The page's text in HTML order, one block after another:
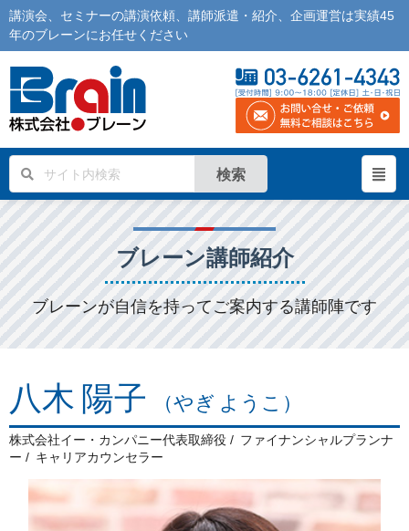
講演会 セミナーの講演依頼 講師派遣 ・紹介、企画運営は実績45
年のブレーンにお任せください
検索
ブレーン講師紹介
ブレーンが自信を持ってご案内する講師陣です
八木 陽子 （やぎ ようこ）
株式会社イー・カンパニー代表取締役
ファイナンシャルプランナ
ー
キャリアカウンセラー